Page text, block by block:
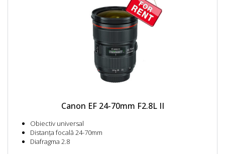
Canon EF 24-70mm F2.8L II
Obiectiv universal
Distanța focală 24-70mm
Diafragma 2.8